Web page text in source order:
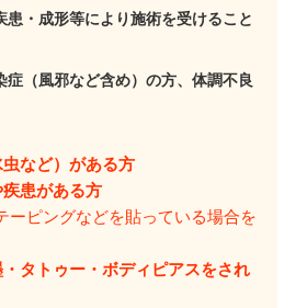
・成形等により施術を受けること
症（風邪など含め）の方、体調不良
など）がある方
患がある方
ーピングなどを貼っている場合を
タトゥー・ボディピアスをされ